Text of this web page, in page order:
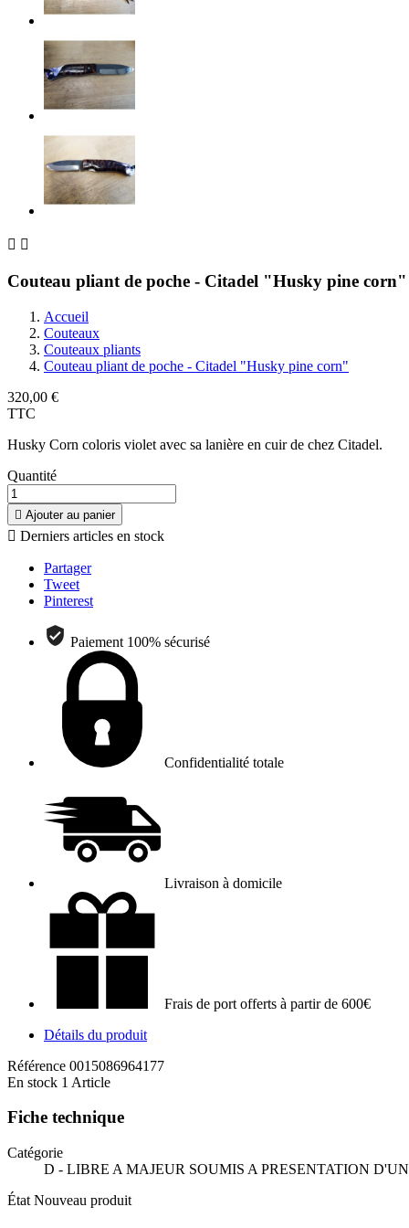
 
Couteau pliant de poche - Citadel "Husky pine corn"
Accueil
Couteaux
Couteaux pliants
Couteau pliant de poche - Citadel "Husky pine corn"
320,00 €
TTC
Husky Corn coloris violet avec sa lanière en cuir de chez Citadel.
Quantité
 Ajouter au panier
 Derniers articles en stock
Partager
Tweet
Pinterest
Paiement 100% sécurisé
Confidentialité totale
Livraison à domicile
Frais de port offerts à partir de 600€
Détails du produit
Référence 0015086964177
En stock 1 Article
Fiche technique
Catégorie
D - LIBRE A MAJEUR SOUMIS A PRESENTATION
État Nouveau produit